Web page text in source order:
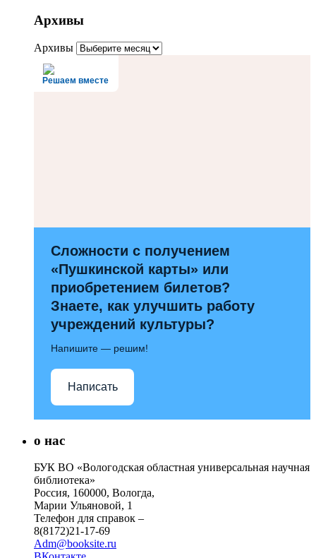
Архивы
Архивы
Решаем вместе
Сложности с получением
«Пушкинской карты» или
приобретением билетов?
Знаете, как улучшить работу
учреждений культуры?
Напишите — решим!
Написать
о нас
БУК ВО «Вологодская областная универсальная научная
библиотека»
Россия, 160000, Вологда,
Марии Ульяновой, 1
Телефон для справок –
8(8172)21-17-69
Adm@booksite.ru